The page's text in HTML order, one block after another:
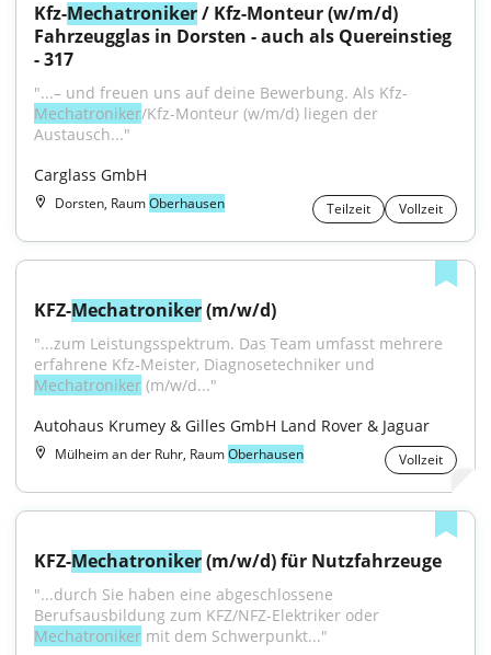
Kfz-Mechatroniker / Kfz-Monteur (w/m/d)
Fahrzeugglas in Dorsten - auch als Quereinstieg
- 317
"...– und freuen uns auf deine Bewerbung. Als Kfz-
Mechatroniker/Kfz-Monteur (w/m/d) liegen der
Austausch..."
Carglass GmbH
Dorsten, RaumOberhausen Teilzeit Vollzeit
KFZ-Mechatroniker (m/w/d)
"...zum Leistungsspektrum. Das Team umfasst mehrere
Mechatroniker (m/w/d..."
Autohaus Krumey & Gilles GmbH Land Rover & Jaguar
Mülheim an der Ruhr, RaumOberhausen Vollzeit
KFZ-Mechatroniker (m/w/d) für Nutzfahrzeuge
"...durch Sie haben eine abgeschlossene
Mechatroniker mit dem Schwerpunkt..."